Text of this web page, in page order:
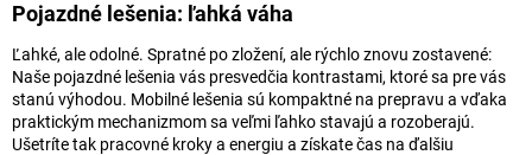
Pojazdné lešenia: ľahká váha
Ľahké, ale odolné. Spratné po zložení, ale rýchlo znovu zostavené:
Naše pojazdné lešenia vás presvedčia kontrastami, ktoré sa pre vás
stanú výhodou. Mobilné lešenia sú kompaktné na prepravu a vďaka
praktickým mechanizmom sa veľmi ľahko stavajú a rozoberajú.
Ušetríte tak pracovné kroky a energiu a získate čas na ďalšiu